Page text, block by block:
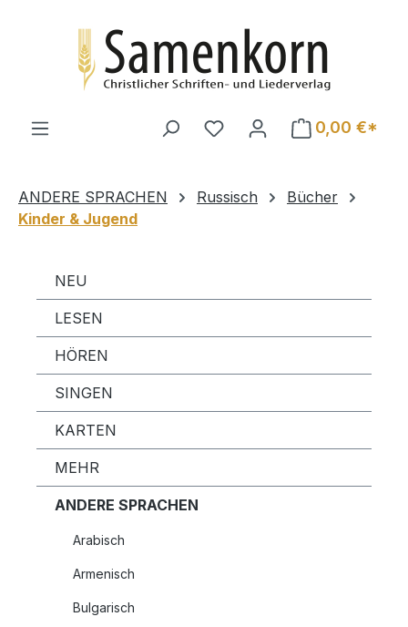
0,00 €*
ANDERE SPRACHEN Russisch
Bücher
Kinder & Jugend
NEU
LESEN
HÖREN
SINGEN
KARTEN
MEHR
ANDERE SPRACHEN
Arabisch
Armenisch
Bulgarisch